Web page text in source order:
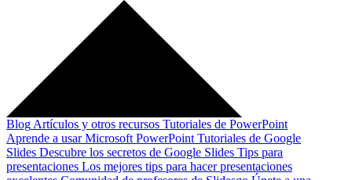
Blog Artículos y otros recursos Tutoriales de PowerPoint
Aprende a usar Microsoft PowerPoint Tutoriales de Google
Slides Descubre los secretos de Google Slides Tips para
presentaciones Los mejores tips para hacer presentaciones